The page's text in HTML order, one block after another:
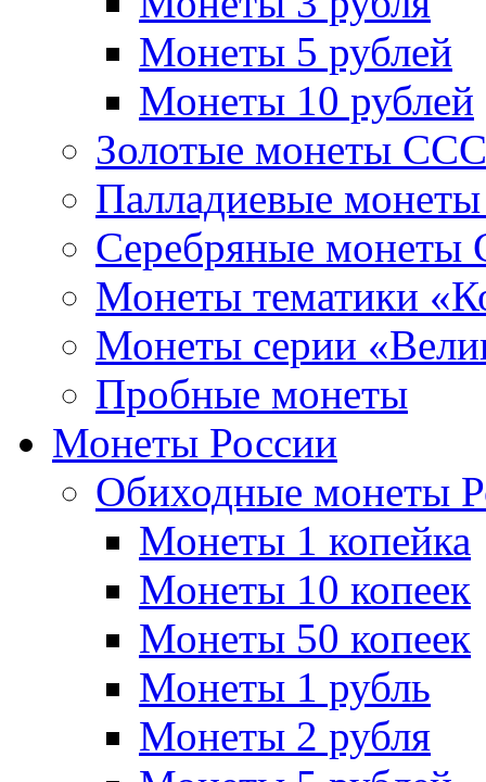
Монеты 5 рублей
Монеты 10 рублей
Золотые монеты
Палладиевые
Серебряные монеты
Монеты тематики
Монеты серии
Пробные монеты
Монеты России
Обиходные монеты
Монеты 1 копейка
Монеты 10 копеек
Монеты 50 копеек
Монеты 1 рубль
Монеты 2 рубля